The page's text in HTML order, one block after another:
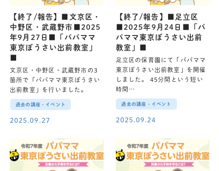
【終了/報告】■文京区・
中野区・武蔵野市■2025
年9月27日■「パパママ
東京ぼうさい出前教室」
文京区・中野区・武蔵野市の3
箇所で「パパママ東京ぼうさい
出前教室」を行いました。
過去の講座・イベント
2025.09.27
【終了/報告】■足立区
■2025年9月24日■「パ
パママ東京ぼうさい出前
教室」■
足立区の保育園にて「パパママ
東京ぼうさい出前教室」を開催
しました。 45分間という短い
時間…
過去の講座・イベント
2025.09.24